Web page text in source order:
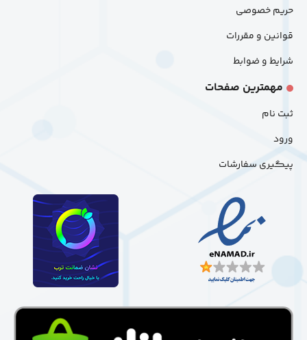
حریم خصوصی
قوانین و مقررات
شرایط و ضوابط
مهمترین صفحات
ثبت نام
ورود
پیگیری سفارشات